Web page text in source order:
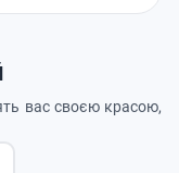
вас своєю красою,